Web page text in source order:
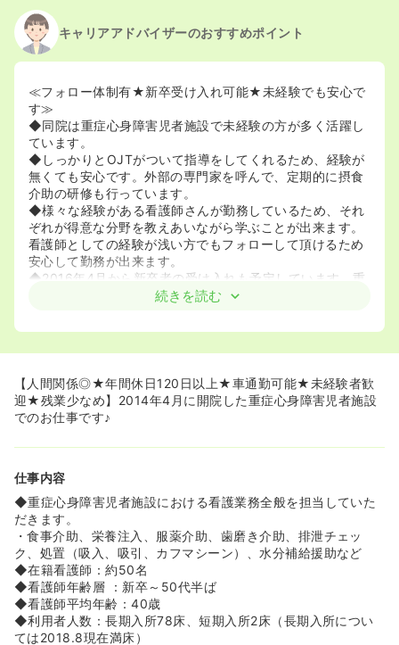
キャリアアドバイザーのおすすめポイント
≪フォロー体制有★新卒受け入れ可能★未経験でも安心で
す≫
◆同院は重症心身障害児者施設で未経験の方が多く活躍し
ています。
◆しっかりとOJTがついて指導をしてくれるため、経験が
無くても安心です。外部の専門家を呼んで、定期的に摂食
介助の研修も行っています。
◆様々な経験がある看護師さんが勤務しているため、それ
ぞれが得意な分野を教えあいながら学ぶことが出来ます。
看護師としての経験が浅い方でもフォローして頂けるため
安心して勤務が出来ます。
◆2016年4月から新卒者の受け入れも予定しています。重
症心身障害児者施設で働きたいという方であれば経験が無
◆治す医療ではなく、寄り添う医療が求められます。そう
いった看護観をお持ちの方にぴったりです！
◆病棟勤務をしている中で「もっと1人ひとりの患者さん
にもピッタリの職場です！
≪プライベート充実したい方にもおすすめです♪≫
◆年間休日が120日と非常に多く、連休取得も可能です！
◆子育てやご自身のプライベートと両立しながら皆さん長
くお勤めされています！
≪小児科の経験がある方が多く活躍しています≫
◆利用者さんは2歳～50歳くらいの年代の方が幅広くいら
っしゃいますが、小さな子供も多いので小児科経験がある
方は経験を生かして働くことが出来ます。
◆施設内の内装も小さい子供を対象としています。動物の
続きを読む
【人間関係◎★年間休日120日以上★車通勤可能★未経験者歓
迎★残業少なめ】2014年4月に開院した重症心身障害児者施設
でのお仕事です♪
仕事内容
◆重症心身障害児者施設における看護業務全般を担当していた
だきます。
・食事介助、栄養注入、服薬介助、歯磨き介助、排泄チェッ
ク、処置（吸入、吸引、カフマシーン）、水分補給援助など
◆在籍看護師：約50名
◆看護師年齢層 ：新卒～50代半ば
◆看護師平均年齢：40歳
◆利用者人数：長期入所78床、短期入所2床（長期入所につい
ては2018.8現在満床）